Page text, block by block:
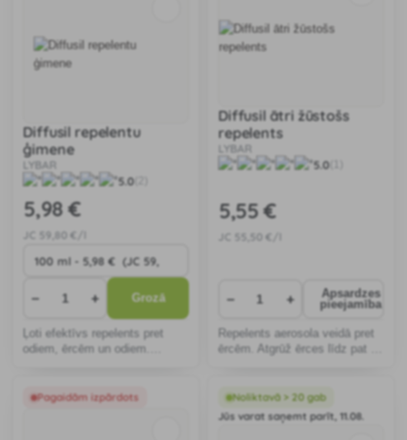
Diffusil repelentu
ģimene
LYBAR
5.0(2)
5,98 €
59 ,80 €/l
− + Grozā
Ļoti efektīvs repelents pret
odiem, ērcēm un odiem.
apaviem.
Diffusil ātri žūstošs
repelents
LYBAR
5.0(1)
5,55 €
,50 €/l
− +
Apsardzes
pieejamība
Repelents aerosola veidā pret
ērcēm. Atgrūž ērces līdz pat 8
Pagaidām izpārdots
Noliktavā > 20 gab
Jūs varat saņemt parīt, 11.08.